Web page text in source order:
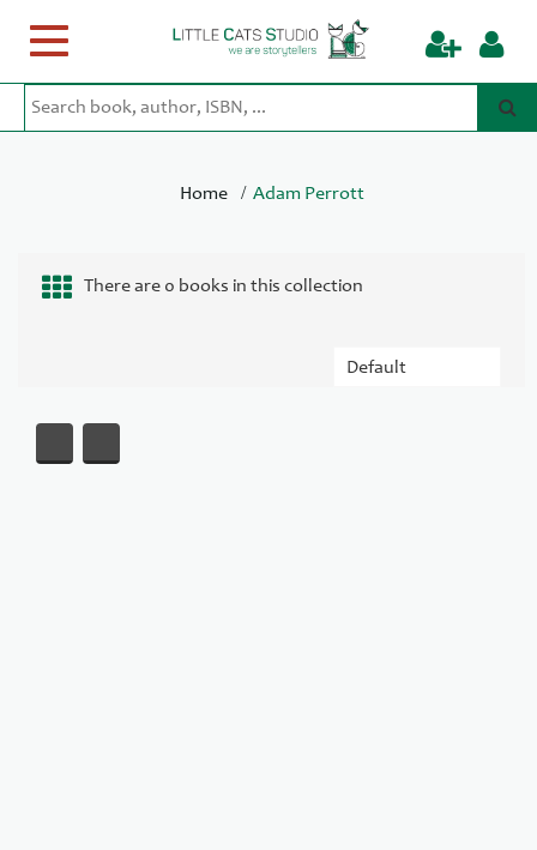
Toggle
navigation
Home / Adam Perrott
There are 0 books in this collection